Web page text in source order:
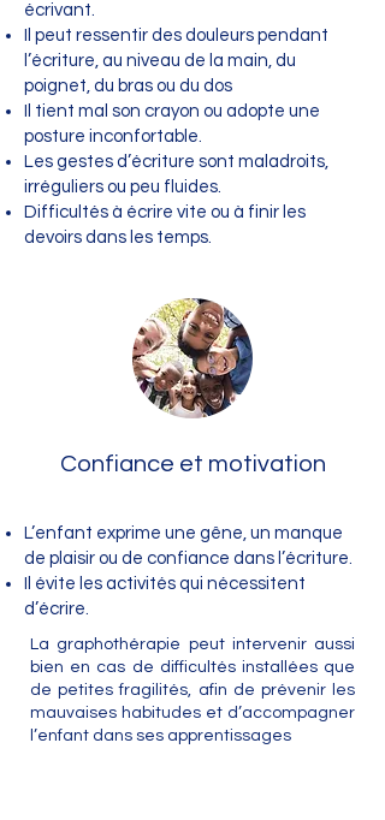
écrivant.
Il peut ressentir des douleurs pendant
l’écriture, au niveau de la main, du
poignet, du bras ou du dos
Il tient mal son crayon ou adopte une
posture inconfortable.
Les gestes d’écriture sont maladroits,
irréguliers ou peu fluides.
Difficultés à écrire vite ou à finir les
devoirs dans les temps.
Confiance et motivation
L’enfant exprime une gêne, un manque
de plaisir ou de confiance dans l’écriture.
Il évite les activités qui nécessitent
d’écrire.
La graphothérapie peut intervenir aussi
bien en cas de difficultés installées que
de petites fragilités, afin de prévenir les
mauvaises habitudes et d’accompagner
l’enfant dans ses apprentissages